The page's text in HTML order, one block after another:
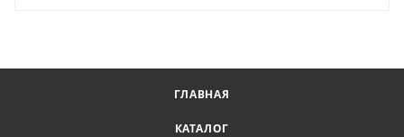
ГЛАВНАЯ
КАТАЛОГ